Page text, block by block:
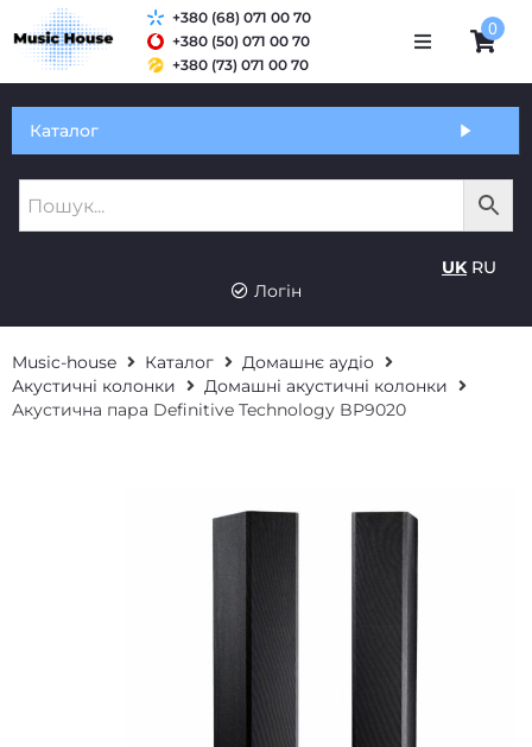
Оплата і доставка
+380 (68) 071 00 70
+380 (50) 071 00 70
+380 (73) 071 00 70
0
Каталог
UK RU
Логін
Music-house Каталог
Домашнє аудіо
Акустичні колонки
Домашні акустичні колонки
Акустична пара Definitive Technology BP9020